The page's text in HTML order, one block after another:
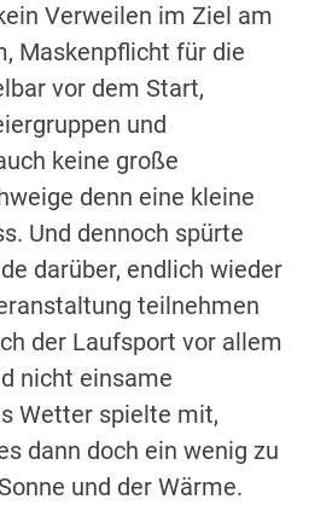
Verweilen im Ziel am
Maskenpflicht für die
vor dem Start,
und
keine große
denn eine kleine
Und dennoch spürte
darüber, endlich wieder
teilnehmen
der Laufsport vor allem
nicht einsame
Wetter spielte mit,
dann doch ein wenig zu
und der Wärme.